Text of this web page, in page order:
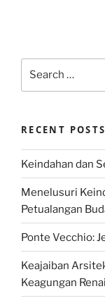
RECENT POSTS
Keindahan dan
Menelusuri
Petualangan
Ponte Vecchio:
Keajaiban
Keagungan